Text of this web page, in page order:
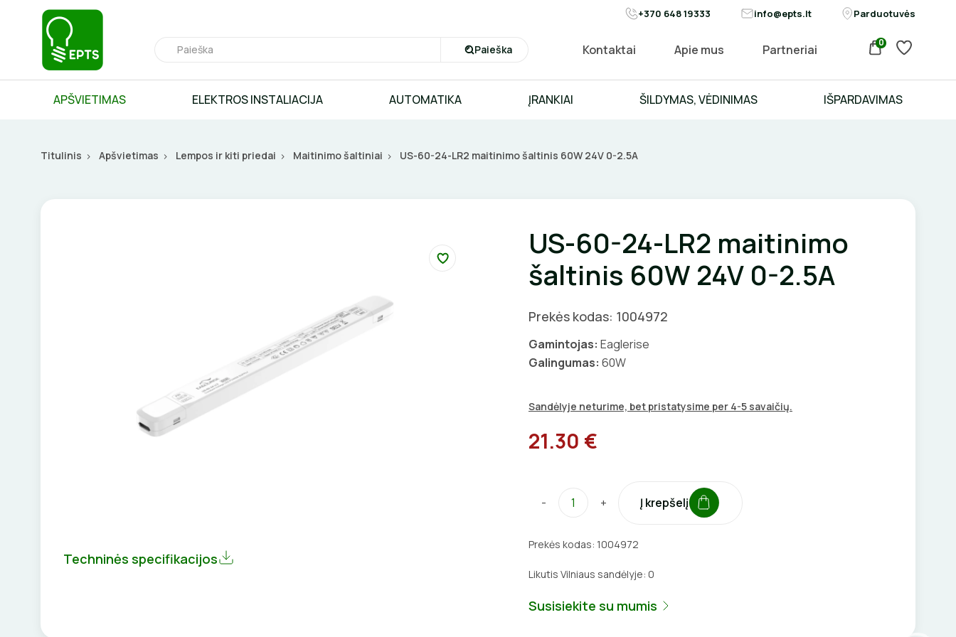
+370 648 19333 info@epts.lt Parduotuvės
Paieška Kontaktai Apie mus Partneriai 0
APŠVIETIMAS ELEKTROS INSTALIACIJA AUTOMATIKA ĮRANKIAI ŠILDYMAS, VĖDINIMAS IŠPARDAVIMAS
Titulinis Apšvietimas Lempos ir kiti priedai Maitinimo šaltiniai US-60-24-LR2 maitinimo šaltinis 60W 24V 0-2.5A
Techninės specifikacijos
US-60-24-LR2 maitinimo
šaltinis 60W 24V 0-2.5A
Prekės kodas: 1004972
Gamintojas: Eaglerise
Galingumas: 60W
Sandėlyje neturime, bet pristatysime per 4-5 savaičių.
21.30 €
- + Į krepšelį
Prekės kodas: 1004972
Likutis Vilniaus sandėlyje: 0
Susisiekite su mumis